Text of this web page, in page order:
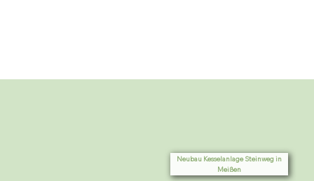
Neubau Kesselanlage Steinweg in
Meißen